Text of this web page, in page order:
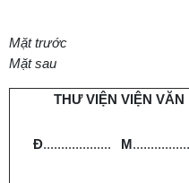
Mặt trướ
Mặt sau
THƯVIỆN VIỆN VĂN
Đ................... M